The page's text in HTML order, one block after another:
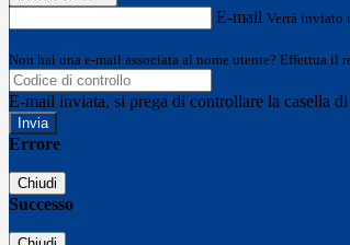
E-mail Verrà inviato
Non hai una e-mail associata al nome utente? Effettua il
E-mail inviata, si prega di controllare la casella
Errore
Chiudi
Successo